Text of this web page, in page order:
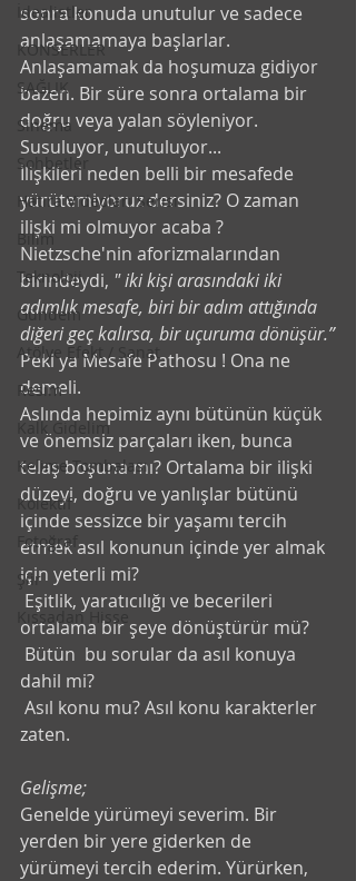
İdealistler
KONSERLER
SAĞLIK
Sinema
Sohbetler
Hatıra Videoları Serisi
Bilim
Teknoloji
Gündem
Atölye Efekt / Sanat
Resim
Kalk Gidelim
Kelime Tombalası
Kolektif
Fotoğraf
Şiir
Kıssadan Hisse
sonra konuda unutulur ve sadece
anlaşamamaya başlarlar.
Anlaşamamak da hoşumuza gidiyor
bazen. Bir süre sonra ortalama bir
doğru veya yalan söyleniyor.
Susuluyor, unutuluyor...
İlişkileri neden belli bir mesafede
yürütemiyoruz dersiniz? O zaman
ilişki mi olmuyor acaba ?
Nietzsche'nin aforizmalarından
birindeydi, " iki kişi arasındaki iki
adımlık mesafe, biri bir adım attığında
diğeri geç kalırsa, bir uçuruma dönüşür.”
Peki ya Mesafe Pathosu ! Ona ne
demeli.
Aslında hepimiz aynı bütünün küçük
ve önemsiz parçaları iken, bunca
telaş boşuna mı? Ortalama bir ilişki
düzeyi, doğru ve yanlışlar bütünü
içinde sessizce bir yaşamı tercih
etmek asıl konunun içinde yer almak
için yeterli mi?
ortalama bir şeye dönüştürür mü?
dahil mi?
zaten.
Gelişme;
Genelde yürümeyi severim. Bir
yerden bir yere giderken de
yürümeyi tercih ederim. Yürürken,